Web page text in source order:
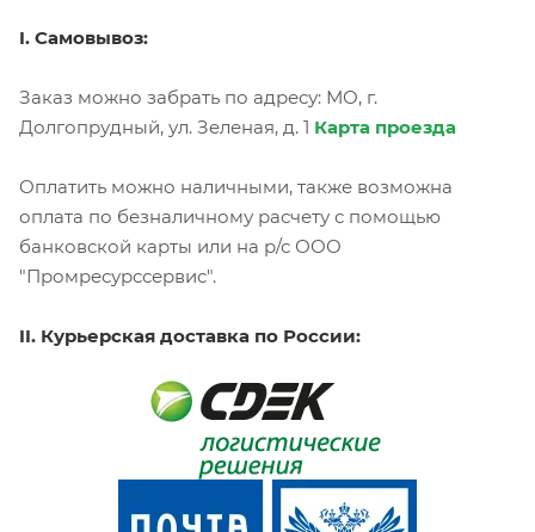
I. Самовывоз:
Заказ можно забрать по адресу: МО, г.
Долгопрудный, ул. Зеленая, д. 1 Карта проезда
Оплатить можно наличными, также возможна
оплата по безналичному расчету с помощью
банковской карты или на р/с ООО
"Промресурссервис".
II. Курьерская доставка по России: